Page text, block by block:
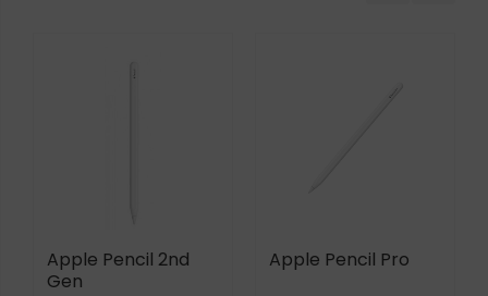
Apple Pencil 2nd
Gen
Apple Pencil Pro